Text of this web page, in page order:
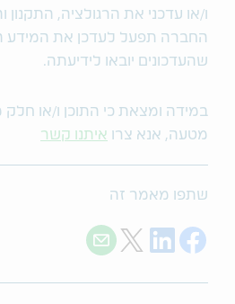
ו/או עדכני את הרגולציה, התקנון
החברה תפעל לעדכן את המידע
שהעדכונים יובאו לידיעתה.
במידה ומצאת כי התוכן ו/או חלק
מטעה, אנא צרו איתנו קשר
שתפו מאמר זה
Share on Facebook
Share on LinkedIn
Share on Twitter
with E-mail